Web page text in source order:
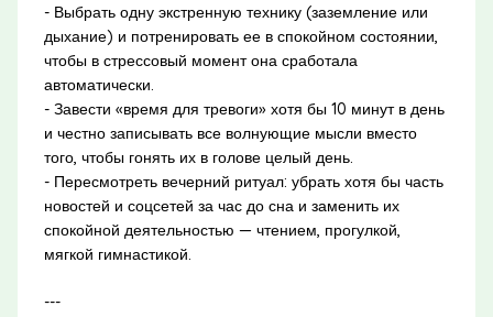
- Выбрать одну экстренную технику (заземление или
дыхание) и потренировать ее в спокойном состоянии,
чтобы в стрессовый момент она сработала
автоматически.
- Завести «время для тревоги» хотя бы 10 минут в день
и честно записывать все волнующие мысли вместо
того, чтобы гонять их в голове целый день.
- Пересмотреть вечерний ритуал: убрать хотя бы часть
новостей и соцсетей за час до сна и заменить их
спокойной деятельностью — чтением, прогулкой,
мягкой гимнастикой.
---